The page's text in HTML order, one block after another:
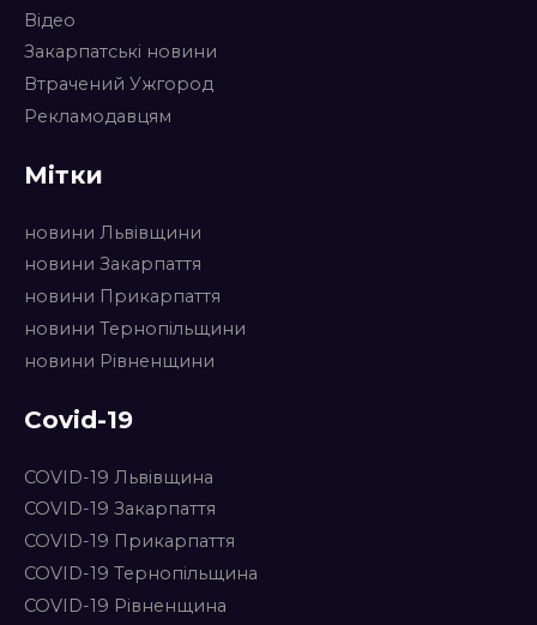
Відео
Закарпатські новини
Втрачений Ужгород
Рекламодавцям
Мітки
новини Львівщини
новини Закарпаття
новини Прикарпаття
новини Тернопільщини
новини Рівненщини
Covid-19
COVID-19 Львівщина
COVID-19 Закарпаття
COVID-19 Прикарпаття
COVID-19 Тернопільщина
COVID-19 Рівненщина